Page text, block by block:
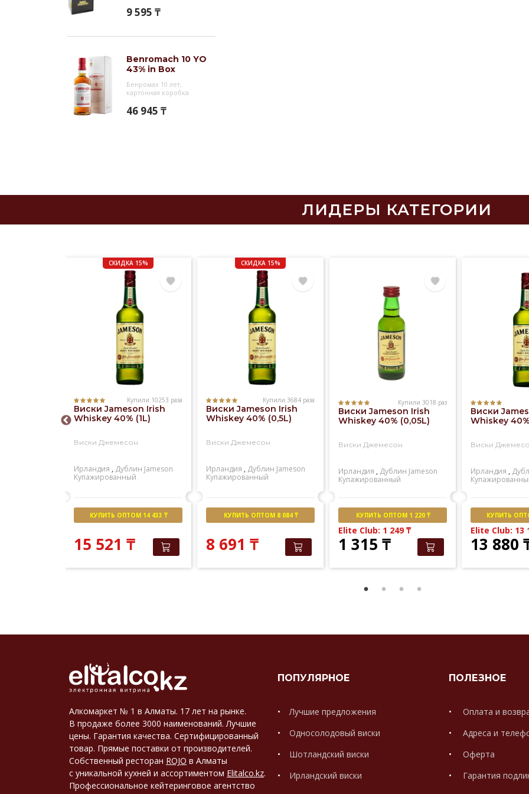
9 595 ₸
Benromach 10 YO
43% in Box
Бенромах 10 лет,
картонная коробка
46 945 ₸
ЛИДЕРЫ КАТЕГОРИИ
СКИДКА 15%
Купили 10253 раза
Виски Jameson Irish
Whiskey 40% (1L)
Виски Джемесон
Ирландия , Дублин Jameson
Купажированный
КУПИТЬ ОПТОМ 14 433 ₸
15 521 ₸
СКИДКА 15%
Купили 3684 раза
Виски Jameson Irish
Whiskey 40% (0,5L)
Виски Джемесон
Ирландия , Дублин Jameson
Купажированный
КУПИТЬ ОПТОМ 8 084 ₸
8 691 ₸
Купили 3018 раз
Виски Jameson Irish
Whiskey 40% (0,05L)
Виски Джемесон
Ирландия , Дублин Jameson
Купажированный
КУПИТЬ ОПТОМ 1 220 ₸
Elite Club: 1 249₸
1 315 ₸
Виски
Whiskey
Виски
Ирландия ,
КУПИТЬ
Elite Club: 13
13 880
Алкомаркет № 1 в Алматы. 17 лет на рынке.
В продаже более 3000 наименований. Лучшие
цены. Гарантия качества. Сертифицированный
товар. Прямые поставки от производителей.
Собственный ресторан ROJO в Алматы
с уникальной кухней и ассортиментом Elitalco.kz.
Профессиональное кейтеринговое агентство
ПОПУЛЯРНОЕ
Лучшие предложения
Односолодовый виски
Шотландский виски
Ирландский виски
ПОЛЕЗНОЕ
Оплата и
Адреса и
Оферта
Гарантия